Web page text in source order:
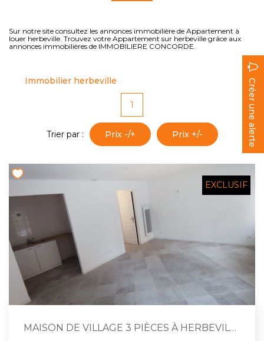
Sur notre site consultez les annonces immobilière de Appartement à
louer herbeville. Trouvez votre Appartement sur herbeville grâce aux
annonces immobilières de IMMOBILIERE CONCORDE.
Immobilier herbeville Créer une alerte
1
Trier par : Prix -/+ Prix +/-
EXCLUSIF
MAISON DE VILLAGE 3 PIÈCES À HERBEVILLE